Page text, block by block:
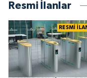
Resmi İlanlar
RESMİ